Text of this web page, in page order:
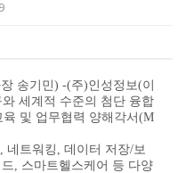
송기민) -(주)인성정보(이
세계적 수준의 첨단 융합
및 업무협력 양해각서(M
, 네트워킹 , 데이터 저장/보
, 스마트헬스케어 ​ 등 다양